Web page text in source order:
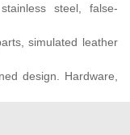
steel, false-
simulated leather
design. Hardware,